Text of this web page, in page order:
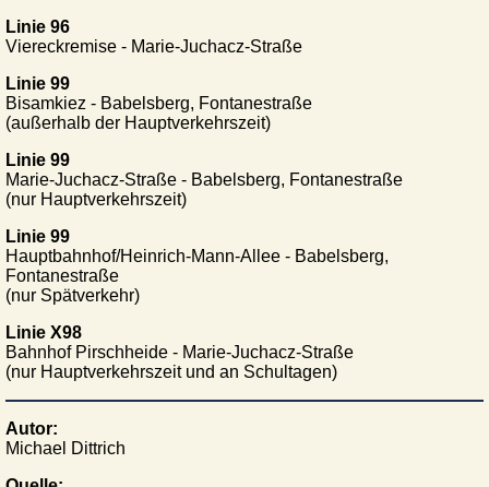
Linie 96
Viereckremise - Marie-Juchacz-Straße
Linie 99
Bisamkiez - Babelsberg, Fontanestraße
(außerhalb der Hauptverkehrszeit)
Linie 99
Marie-Juchacz-Straße - Babelsberg, Fontanestraße
(nur Hauptverkehrszeit)
Linie 99
Hauptbahnhof/Heinrich-Mann-Allee - Babelsberg,
Fontanestraße
(nur Spätverkehr)
Linie X98
Bahnhof Pirschheide - Marie-Juchacz-Straße
(nur Hauptverkehrszeit und an Schultagen)
Autor:
Michael Dittrich